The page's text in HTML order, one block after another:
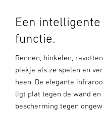
Een
functie.
Rennen, hinkelen,
plekje als ze spelen en
heen. De elegante
ligt plat tegen de wand
bescherming tegen